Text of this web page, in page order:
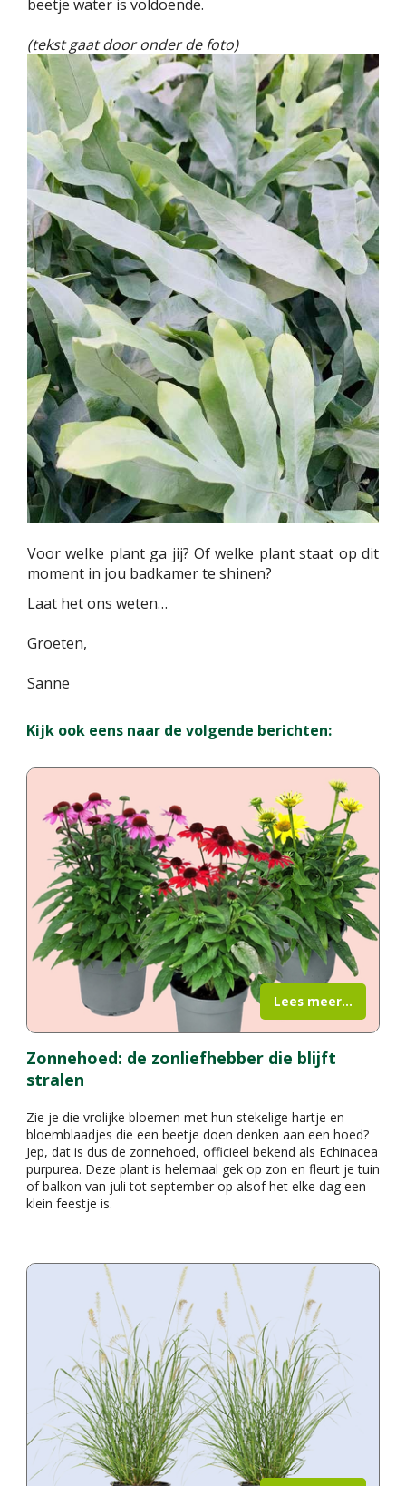
beetje water is voldoende.
(tekst gaat door onder de foto)
Voor welke plant ga jij? Of welke plant staat op dit
moment in jou badkamer te shinen?
Laat het ons weten…
Groeten,
Sanne
Kijk ook eens naar de volgende berichten:
Zonnehoed: de zonliefhebber die blijft
stralen
Zie je die vrolijke bloemen met hun stekelige hartje en
bloemblaadjes die een beetje doen denken aan een hoed?
Jep, dat is dus de zonnehoed, officieel bekend als Echinacea
purpurea. Deze plant is helemaal gek op zon en fleurt je tuin
of balkon van juli tot september op alsof het elke dag een
klein feestje is.
Lees meer...